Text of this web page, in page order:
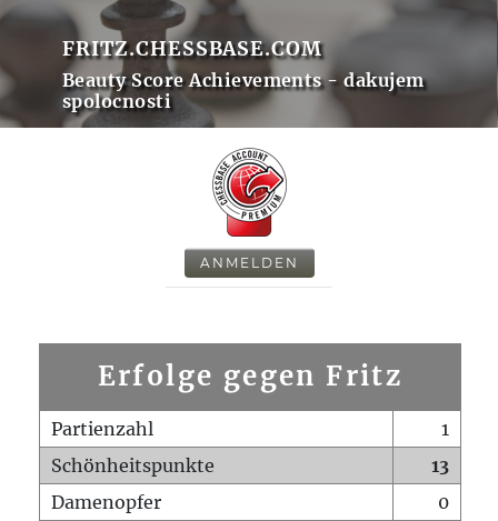
FRITZ.CHESSBASE.COM
Beauty Score Achievements - dakujem
spolocnosti
ANMELDEN
Erfolge gegen Fritz
Partienzahl
1
Schönheitspunkte
13
Damenopfer
0